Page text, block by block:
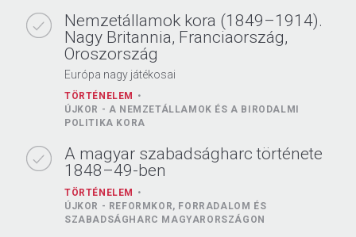
Nemzetállamok kora (1849–1914).
Nagy Britannia, Franciaország,
Oroszország
Európa nagy játékosai
TÖRTÉNELEM
ÚJKOR - A NEMZETÁLLAMOK ÉS A BIRODALMI
POLITIKA KORA
A magyar szabadságharc története
1848–49-ben
TÖRTÉNELEM
ÚJKOR - REFORMKOR, FORRADALOM ÉS
SZABADSÁGHARC MAGYARORSZÁGON